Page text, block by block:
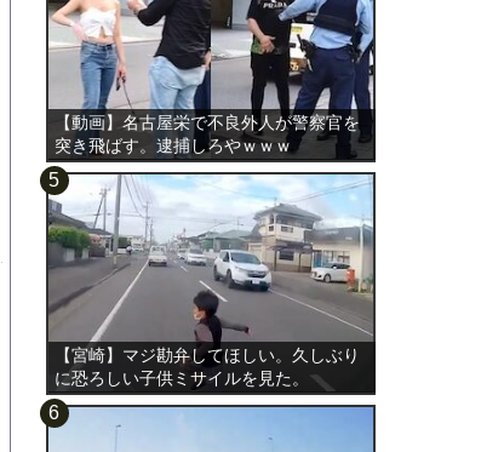
【動画】名古屋栄で不良外人が警察官を
突き飛ばす。逮捕しろやｗｗｗ
【宮崎】マジ勘弁してほしい。久しぶり
に恐ろしい子供ミサイルを見た。